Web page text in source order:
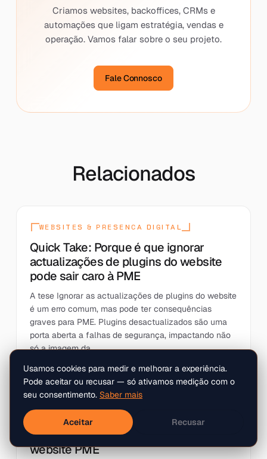
Criamos websites, backoffices, CRMs e
automações que ligam estratégia, vendas e
operação. Vamos falar sobre o seu projeto.
Fale Connosco
Relacionados
WEBSITES & PRESENCA DIGITAL
Quick Take: Porque é que ignorar
actualizações de plugins do website
pode sair caro à PME
A tese Ignorar as actualizações de plugins do website
é um erro comum, mas pode ter consequências
graves para PME. Plugins desactualizados são uma
porta aberta a falhas de segurança, impactando não
só a imagem da...
WEBSITES & PRESENCA DIGITAL
Como recuperar contactos perdidos
por problemas nos formulários do
website PME
Usamos cookies para medir e melhorar a experiência.
Pode aceitar ou recusar — só ativamos medição com o
seu consentimento. Saber mais
Aceitar Recusar